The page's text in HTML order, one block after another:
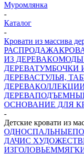
Муромлянка
-
Каталог
-
Кровати из массива
РАСПРОДАЖА
ИЗ ДЕРЕВАКОМОДЫ
ДЕРЕВАТУМБОЧКИ
ДЕРЕВАСТУЛЬЯ,
ДЕРЕВА
ДЕРЕВА
ОСНОВАНИЕ ДЛЯ
-
Детские кровати из
ОДНОСПАЛЬНЫЕ
ДАЧИС
ИЗГОЛОВЬЕМ